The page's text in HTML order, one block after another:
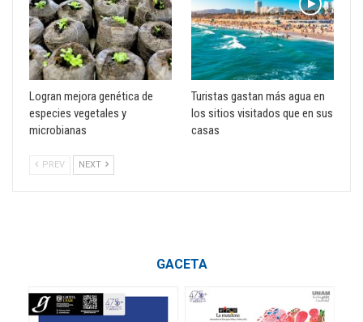
Logran mejora genética de
especies vegetales y
microbianas
Turistas gastan más agua en
los sitios visitados que en sus
casas
PREV NEXT
GACETA